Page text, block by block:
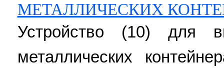
МЕТАЛЛИЧЕСКИХ
Устройство (10) для
металлических